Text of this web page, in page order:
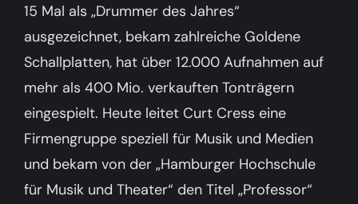
15 Mal als „Drummer des Jahres“
ausgezeichnet, bekam zahlreiche Goldene
Schallplatten, hat über 12.000 Aufnahmen auf
mehr als 400 Mio. verkauften Tonträgern
eingespielt. Heute leitet Curt Cress eine
Firmengruppe speziell für Musik und Medien
und bekam von der „Hamburger Hochschule
für Musik und Theater“ den Titel „Professor“